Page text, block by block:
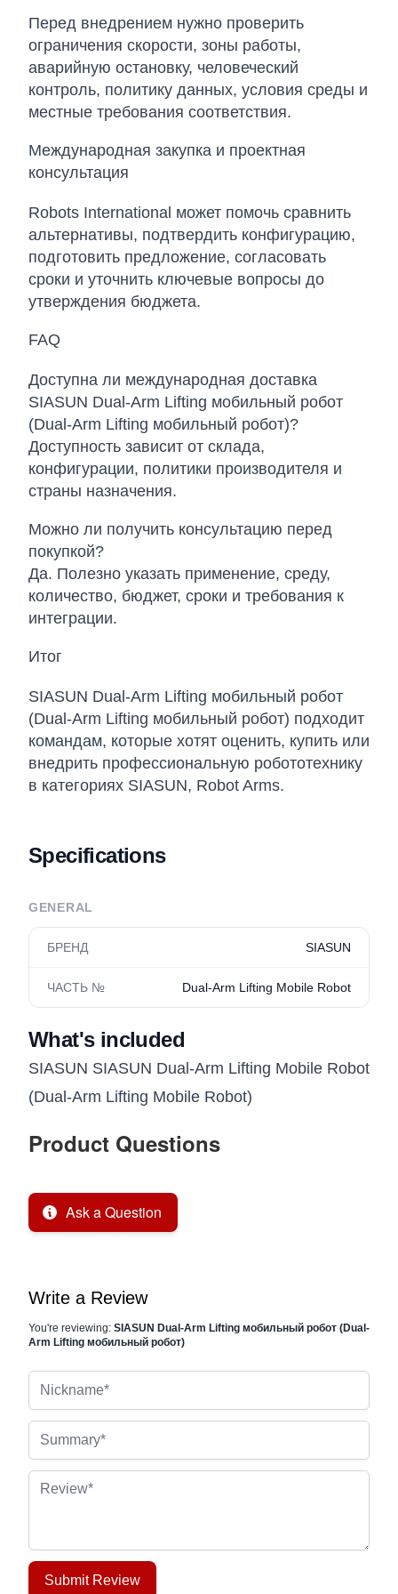
Перед внедрением нужно проверить
ограничения скорости, зоны работы,
аварийную остановку, человеческий
контроль, политику данных, условия среды и
местные требования соответствия.
Международная закупка и проектная
консультация
Robots International может помочь сравнить
альтернативы, подтвердить конфигурацию,
подготовить предложение, согласовать
сроки и уточнить ключевые вопросы до
утверждения бюджета.
FAQ
Доступна ли международная доставка
SIASUN Dual-Arm Lifting мобильный робот
(Dual-Arm Lifting мобильный робот)?
Доступность зависит от склада,
конфигурации, политики производителя и
страны назначения.
Можно ли получить консультацию перед
покупкой?
Да. Полезно указать применение, среду,
количество, бюджет, сроки и требования к
интеграции.
Итог
SIASUN Dual-Arm Lifting мобильный робот
(Dual-Arm Lifting мобильный робот) подходит
командам, которые хотят оценить, купить или
внедрить профессиональную робототехнику
в категориях SIASUN, Robot Arms.
Specifications
GENERAL
БРЕНД SIASUN
ЧАСТЬ № Dual-Arm Lifting Mobile Robot
What's included
SIASUN SIASUN Dual-Arm Lifting Mobile Robot
(Dual-Arm Lifting Mobile Robot)
Product Questions
Ask a Question
Write a Review
You're reviewing: SIASUN Dual-Arm Lifting мобильный робот (Dual-
Arm Lifting мобильный робот)
Review
Submit Review